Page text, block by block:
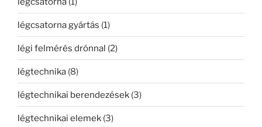
légcsatorna gyártás (1)
légi felmérés drónnal (2)
légtechnika (8)
légtechnikai berendezések (3)
légtechnikai elemek (3)